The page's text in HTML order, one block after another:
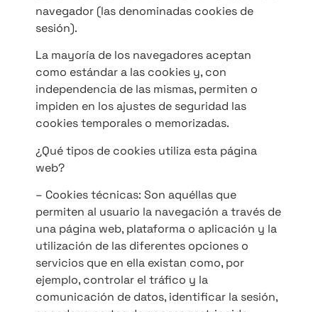
navegador (las denominadas cookies de
sesión).
La mayoría de los navegadores aceptan
como estándar a las cookies y, con
independencia de las mismas, permiten o
impiden en los ajustes de seguridad las
cookies temporales o memorizadas.
¿Qué tipos de cookies utiliza esta página
web?
– Cookies técnicas: Son aquéllas que
permiten al usuario la navegación a través de
una página web, plataforma o aplicación y la
utilización de las diferentes opciones o
servicios que en ella existan como, por
ejemplo, controlar el tráfico y la
comunicación de datos, identificar la sesión,